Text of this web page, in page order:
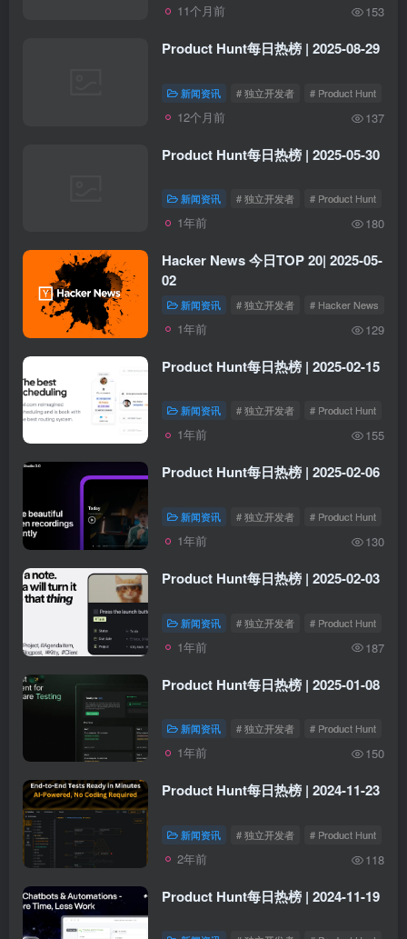
11个月前 153
Product Hunt每日热榜 | 2025-08-29
新闻资讯 # 独立开发者 # Product Hunt
12个月前 137
Product Hunt每日热榜 | 2025-05-30
新闻资讯 # 独立开发者 # Product Hunt
1年前 180
Hacker News 今日TOP 20| 2025-05-
02
新闻资讯 # 独立开发者 # Hacker News
1年前 129
Product Hunt每日热榜 | 2025-02-15
新闻资讯 # 独立开发者 # Product Hunt
1年前 155
Product Hunt每日热榜 | 2025-02-06
新闻资讯 # 独立开发者 # Product Hunt
1年前 130
Product Hunt每日热榜 | 2025-02-03
新闻资讯 # 独立开发者 # Product Hunt
1年前 187
Product Hunt每日热榜 | 2025-01-08
新闻资讯 # 独立开发者 # Product Hunt
1年前 150
Product Hunt每日热榜 | 2024-11-23
新闻资讯 # 独立开发者 # Product Hunt
2年前 118
Product Hunt每日热榜 | 2024-11-19